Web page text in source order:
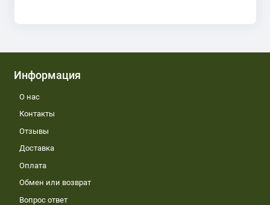
Информация
О нас
Контакты
Отзывы
Доставка
Оплата
Обмен или возврат
Вопрос ответ